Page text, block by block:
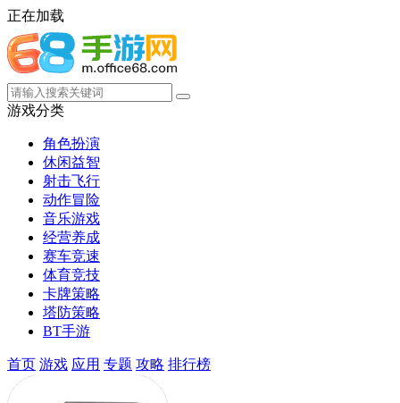
正在加载
游戏分类
角色扮演
休闲益智
射击飞行
动作冒险
音乐游戏
经营养成
赛车竞速
体育竞技
卡牌策略
塔防策略
BT手游
首页 游戏 应用 专题 攻略 排行榜